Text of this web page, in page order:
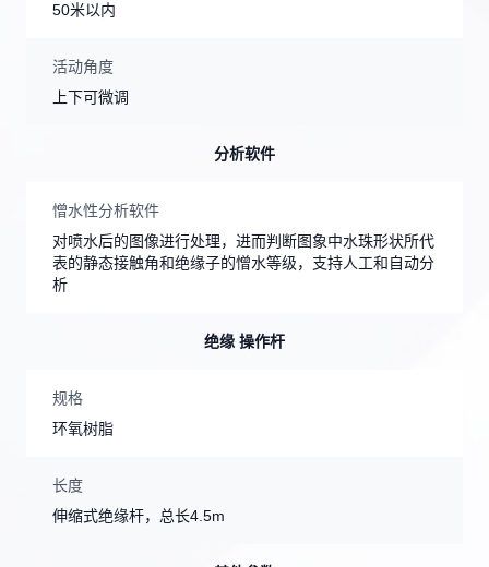
50米以内
活动角度
上下可微调
分析软件
憎水性分析软件
对喷水后的图像进行处理，进而判断图象中水珠形状所代
表的静态接触角和绝缘子的憎水等级，支持人工和自动分
析
绝缘 操作杆
规格
环氧树脂
长度
伸缩式绝缘杆，总长4.5m